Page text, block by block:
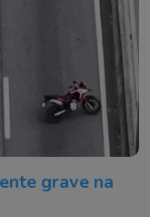
grave na